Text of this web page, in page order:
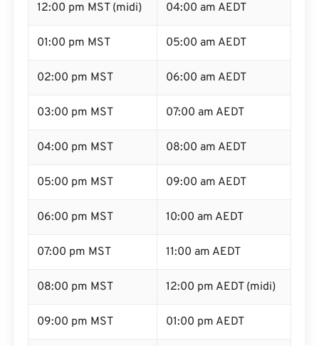
12:00 pm MST (midi) 04:00 am AEDT
01:00 pm MST 05:00 am AEDT
02:00 pm MST 06:00 am AEDT
03:00 pm MST 07:00 am AEDT
04:00 pm MST 08:00 am AEDT
05:00 pm MST 09:00 am AEDT
06:00 pm MST 10:00 am AEDT
07:00 pm MST 11:00 am AEDT
08:00 pm MST 12:00 pm AEDT (midi)
09:00 pm MST 01:00 pm AEDT